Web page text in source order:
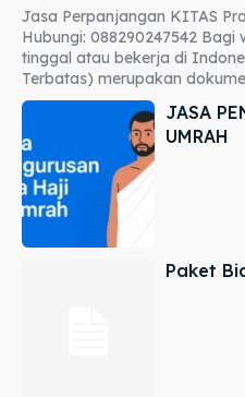
Jasa Perpanjangan KITAS
Hubungi: 088290247542
tinggal atau bekerja di
Terbatas) merupakan
JASA
UMRAH
Paket